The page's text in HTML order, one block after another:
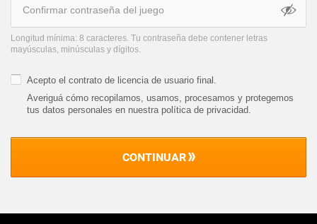
Longitud mínima: 8 caracteres. Tu contraseña debe contener letras
mayúsculas, minúsculas y dígitos.
Acepto el contrato de licencia de usuario final .
Averiguá cómo recopilamos, usamos, procesamos y protegemos
tus datos personales en nuestra política de privacidad.
CONTINUAR